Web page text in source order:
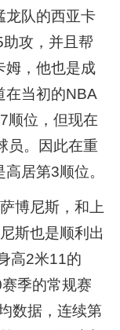
龙队的西亚卡
攻，并且帮
姆，他也是成
在当初的NBA
顺位，但现在
员。因此在重
居第3顺位。
博尼斯，和上
斯也是顺利出
高2米11的
季的常规赛
数据，连续第